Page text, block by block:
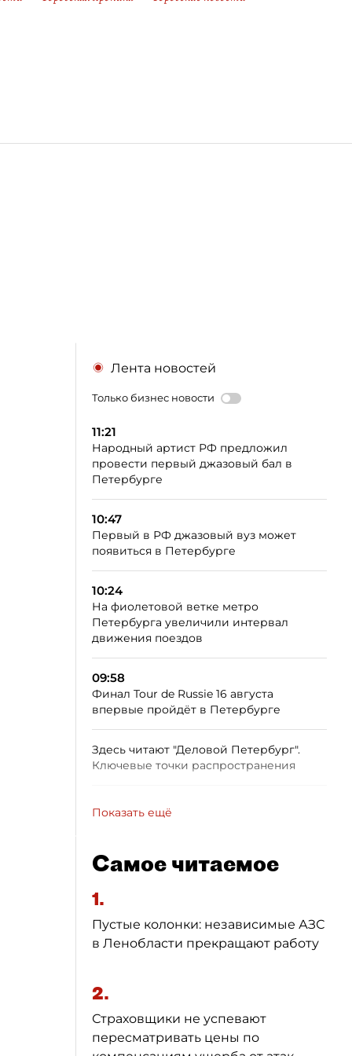
Лента новостей
Только бизнес новости
11:21
Народный артист РФ предложил
провести первый джазовый бал в
Петербурге
10:47
Первый в РФ джазовый вуз может
появиться в Петербурге
10:24
На фиолетовой ветке метро
Петербурга увеличили интервал
движения поездов
09:58
Финал Tour de Russie 16 августа
впервые пройдёт в Петербурге
Здесь читают "Деловой Петербург".
Ключевые точки распространения
Показать ещё
Самое читаемое
1.
Пустые колонки: независимые АЗС
в Ленобласти прекращают работу
2.
Страховщики не успевают
пересматривать цены по